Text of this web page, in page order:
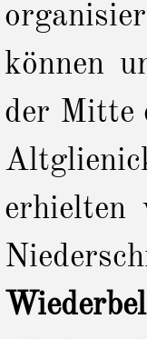
können
der Mitte
erhielten